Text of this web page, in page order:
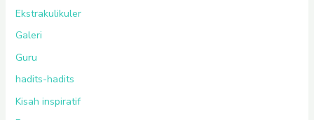
Ekstrakulikuler
Galeri
Guru
hadits-hadits
Kisah inspiratif